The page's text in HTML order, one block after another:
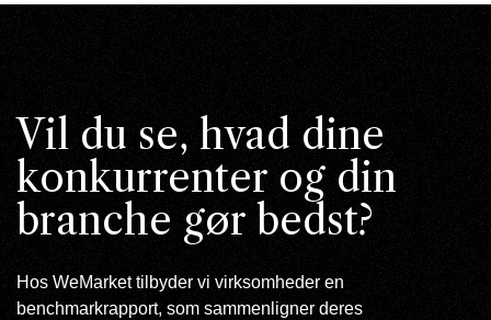
Vil du se, hvad dine
konkurrenter og din
branche gør bedst?
Hos WeMarket tilbyder vi virksomheder en
benchmarkrapport, som sammenligner deres